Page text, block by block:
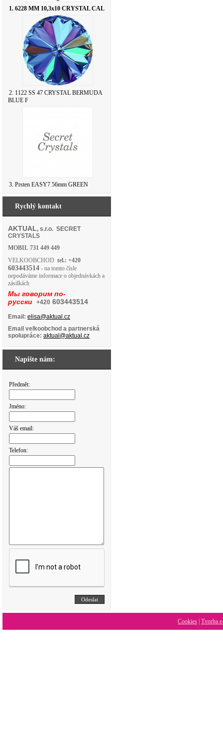
1. 6228 MM 10,3x10 CRYSTAL CAL
2. 1122 SS 47 CRYSTAL BERMUDA
BLUE F
3. Prsten EASY7 56mm GREEN
Rychlý kontakt
AKTUAL, s.r.o. SECRET
CRYSTALS
MOBIL 731 449 449
VELKOOBCHOD tel.: +420
603443514 - na tomto čísle
nepodáváme informace o objednávkách a
zásilkách
Мы говорим по-
русски +420 603443514
Email: elisa@aktual.cz
Email velkoobchod a partnerská
spolupráce: aktual@aktual.cz
Napište nám:
Předmět:
Jméno:
Váš email:
Telefon:
Cookies Tvorba